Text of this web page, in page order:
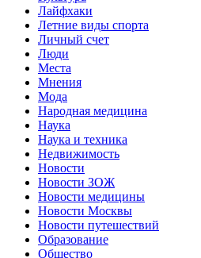
Лайфхаки
Летние виды спорта
Личный счет
Люди
Места
Мнения
Мода
Народная медицина
Наука
Наука и техника
Недвижимость
Новости
Новости ЗОЖ
Новости медицины
Новости Москвы
Новости путешествий
Образование
Общество